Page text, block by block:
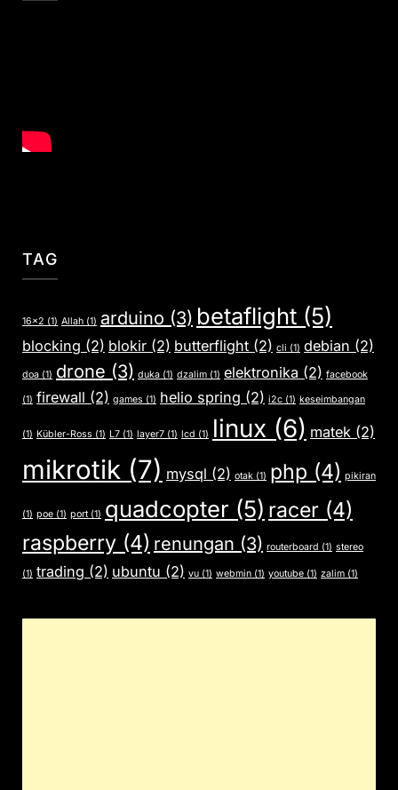
TAG
16x2 (1) Allah (1) arduino (3) betaflight (5)
blocking (2) blokir (2) butterflight (2) cli (1) debian (2)
doa (1) drone (3) duka (1) dzalim (1) elektronika (2) facebook
(1) firewall (2) games (1) helio spring (2) i2c (1) keseimbangan
(1) Kübler-Ross (1) L7 (1) layer7 (1) lcd (1) linux (6) matek (2)
mikrotik (7) mysql (2) otak (1) php (4) pikiran
(1) poe (1) port(1) quadcopter (5) racer (4)
raspberry (4) renungan (3) routerboard (1) stereo
(1) trading (2) ubuntu (2) vu (1) webmin (1) youtube (1) zalim (1)